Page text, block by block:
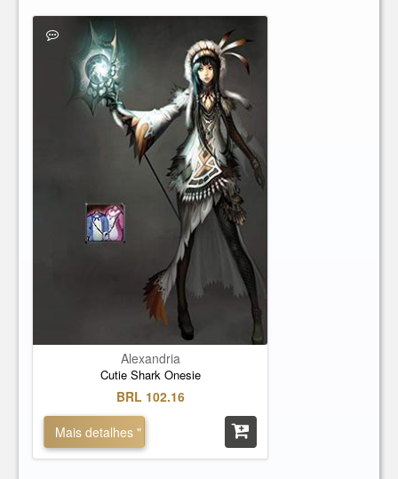
Alexandria
Cutie Shark Onesie
BRL 102.16
Mais detalhes "